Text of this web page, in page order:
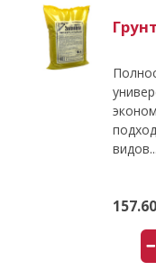
видов...